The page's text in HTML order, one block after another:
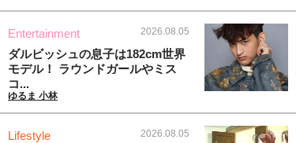
Entertainment 2026.08.05
ダルビッシュの息子は182cm世界
モデル！ ラウンドガールやミス
コ...
ゆるま 小林
Lifestyle 2026.08.05